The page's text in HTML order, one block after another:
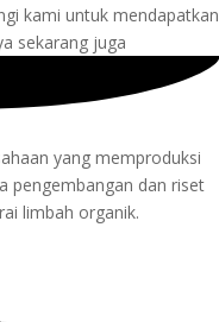
kami untuk mendapatkan
sekarang juga
yang memproduksi
pengembangan dan riset
limbah organik.